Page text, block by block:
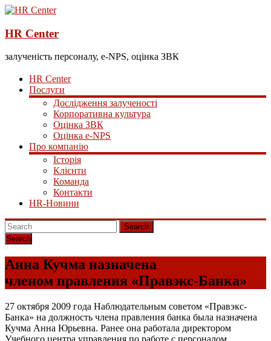
HR Center
залученість персоналу, e-NPS, оцінка ЗВК
HR Center
Послуги
Дослідження залученості
Корпоративна культура
Оцінка ЗВК
Оцінка e-NPS
Про компанію
Історія
Клієнти
Команда
Контакти
HR-Новини
Search
Анна Кучма назначена
членом правления «Правэкс-Банка»
27 октября 2009 года Наблюдательным советом «Правэкс-
Банка» на должность члена правления банка была назначена
Кучма Анна Юрьевна. Ранее она работала директором
Учебного центра управления по работе с персоналом